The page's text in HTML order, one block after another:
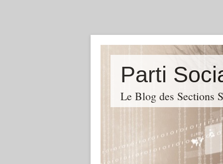
Parti
Le Blog des Sections